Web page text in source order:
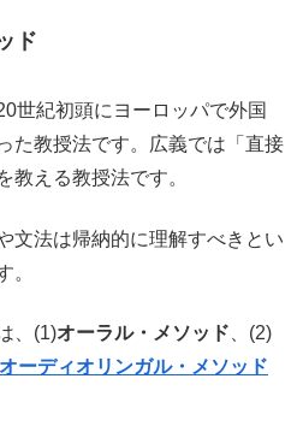
ド
世紀初頭にヨーロッパで外国
た教授法です。広義では「直接
教える教授法です。
文法は帰納的に理解すべきとい
。
、(1)オーラル・メソッド 、(2)
オーディオリンガル・メソッド